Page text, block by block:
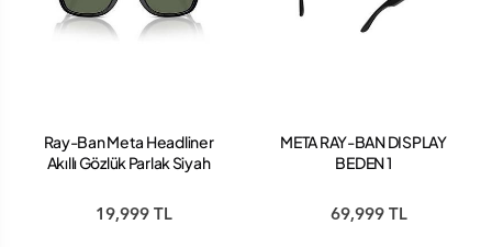
Ray-Ban Meta Headliner
Akıllı Gözlük Parlak Siyah
19,999 TL
META RAY-BAN DISPLAY
BEDEN 1
69,999 TL